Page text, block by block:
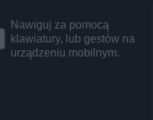
Nawiguj za pomocą
klawiatury, lub gestów na
urządzeniu mobilnym.